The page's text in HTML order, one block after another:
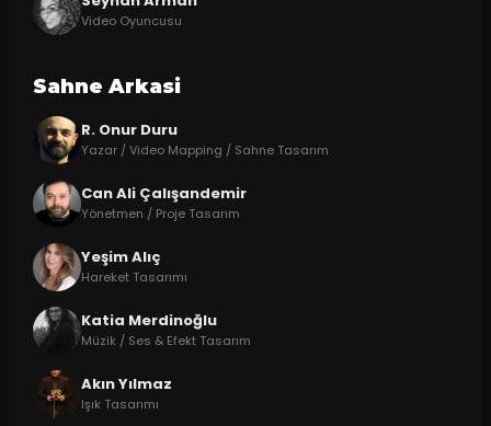
Video Oyuncusu
Sahne Arkasi
R. Onur Duru
Yazar / Video Mapping / Sahne Tasarım
Can Ali Çalışandemir
Yönetmen / Proje Tasarım
Yeşim Alıç
Hareket Tasarımı
Katia Merdinoğlu
Müzik / Ses & Efekt Tasarım
Akın Yılmaz
Işık Tasarımı